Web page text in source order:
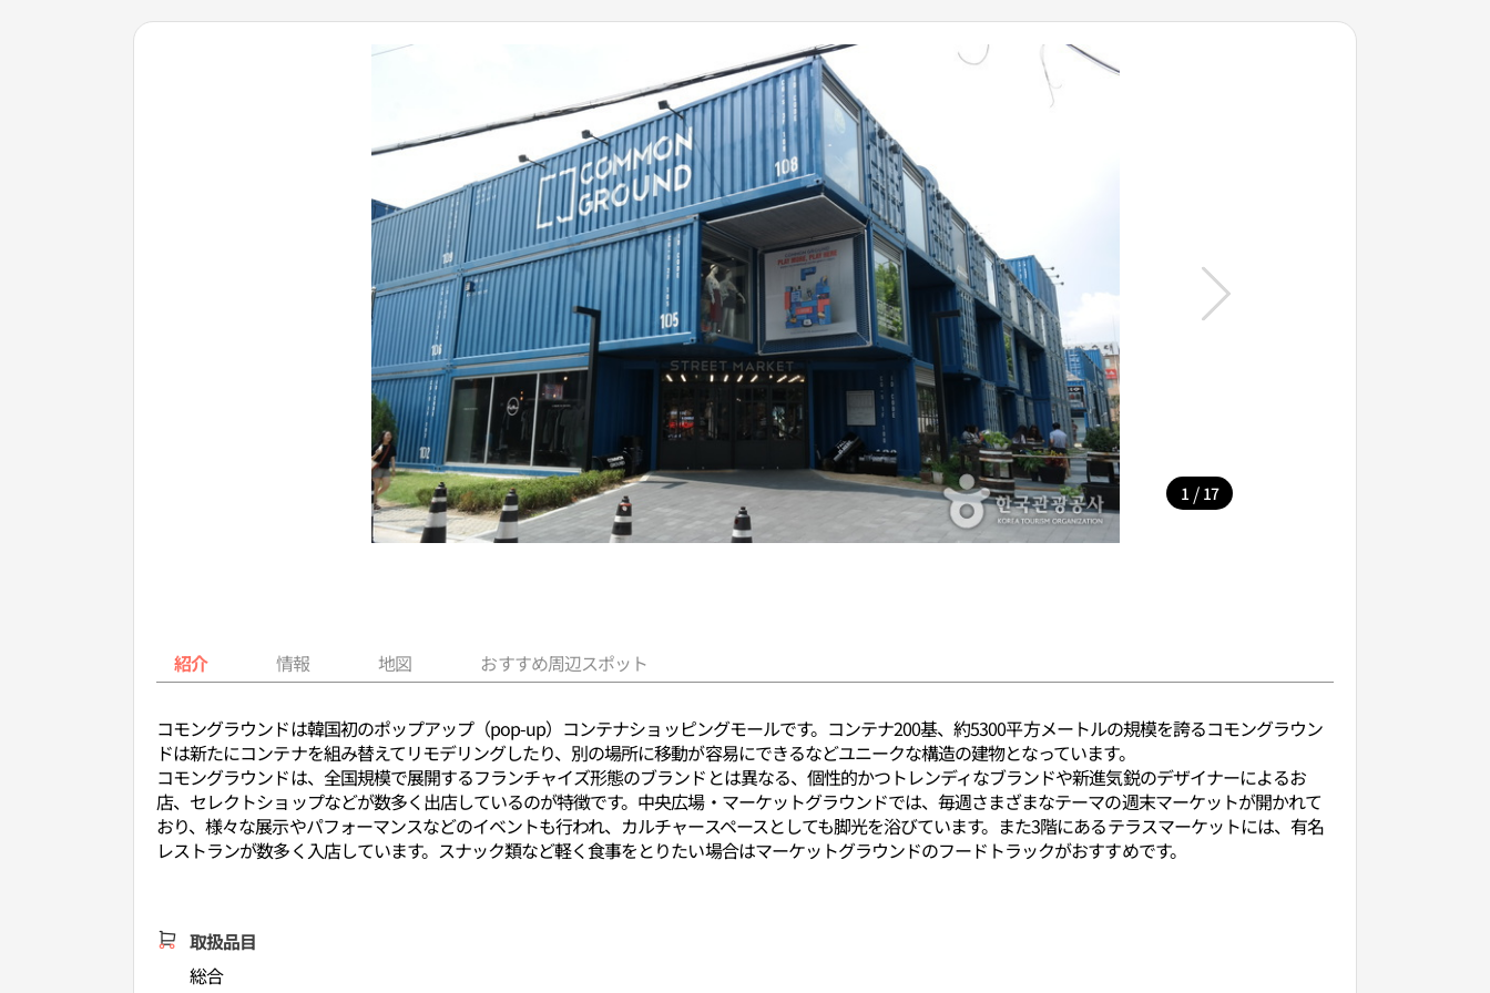
1 / 17
紹介 情報 地図 おすすめ周辺スポット
コモングラウンドは韓国初のポップアップ（pop-up）コンテナショッピングモールです。コンテナ200基、約5300平方メートルの規模を誇るコモングラウン
ドは新たにコンテナを組み替えてリモデリングしたり、別の場所に移動が容易にできるなどユニークな構造の建物となっています。
コモングラウンドは、全国規模で展開するフランチャイズ形態のブランドとは異なる、個性的かつトレンディなブランドや新進気鋭のデザイナーによるお
店、セレクトショップなどが数多く出店しているのが特徴です。中央広場・マーケットグラウンドでは、毎週さまざまなテーマの週末マーケットが開かれて
おり、様々な展示やパフォーマンスなどのイベントも行われ、カルチャースペースとしても脚光を浴びています。また3階にあるテラスマーケットには、有名
レストランが数多く入店しています。スナック類など軽く食事をとりたい場合はマーケットグラウンドのフードトラックがおすすめです。
取扱品目
総合